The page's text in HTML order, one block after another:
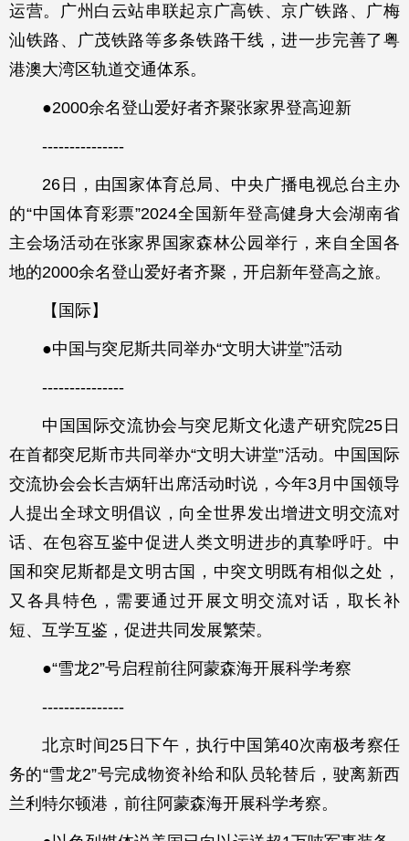
运营。广州白云站串联起京广高铁、京广铁路、广梅
汕铁路、广茂铁路等多条铁路干线，进一步完善了粤
港澳大湾区轨道交通体系。
●2000余名登山爱好者齐聚张家界登高迎新
---------------
26日，由国家体育总局、中央广播电视总台主办
的“中国体育彩票”2024全国新年登高健身大会湖南省
主会场活动在张家界国家森林公园举行，来自全国各
地的2000余名登山爱好者齐聚，开启新年登高之旅。
【国际】
●中国与突尼斯共同举办“文明大讲堂”活动
---------------
中国国际交流协会与突尼斯文化遗产研究院25日
在首都突尼斯市共同举办“文明大讲堂”活动。中国国际
交流协会会长吉炳轩出席活动时说，今年3月中国领导
人提出全球文明倡议，向全世界发出增进文明交流对
话、在包容互鉴中促进人类文明进步的真挚呼吁。中
国和突尼斯都是文明古国，中突文明既有相似之处，
又各具特色，需要通过开展文明交流对话，取长补
短、互学互鉴，促进共同发展繁荣。
●“雪龙2”号启程前往阿蒙森海开展科学考察
---------------
北京时间25日下午，执行中国第40次南极考察任
务的“雪龙2”号完成物资补给和队员轮替后，驶离新西
兰利特尔顿港，前往阿蒙森海开展科学考察。